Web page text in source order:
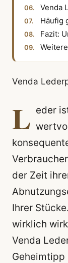
Venda
Häufig
Fazit:
Venda
L eder
der Zeit
Ihrer
wirklich
Venda